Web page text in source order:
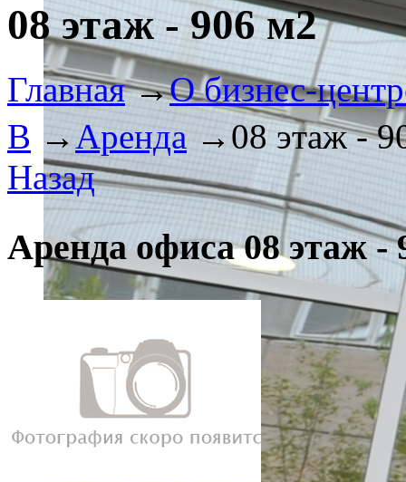
08 этаж - 906 м2
Главная →О бизнес-
В → Аренда → 08 этаж -
Назад
Аренда офиса 08 этаж -